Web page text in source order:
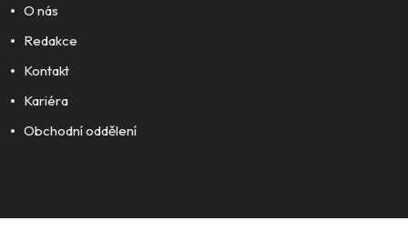
O nás
Redakce
Kontakt
Kariéra
Obchodní oddělení